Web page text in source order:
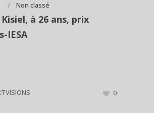
Non classé
à 26 ans, prix
IESA
0